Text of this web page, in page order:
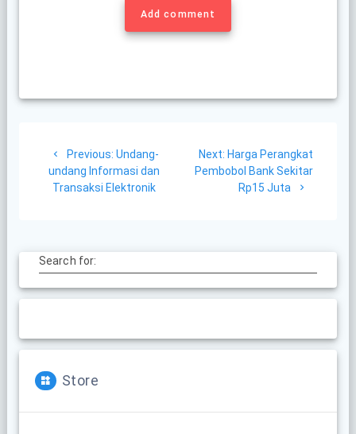
Add comment
navigation
Previous: Previous
post:
Undang-
undang Informasi dan
Transaksi Elektronik
Next: Next
post:
Harga Perangkat
Pembobol Bank Sekitar
Rp15 Juta
Search for:
Store